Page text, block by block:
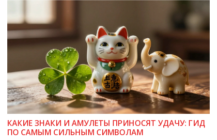
КАКИЕ ЗНАКИ И АМУЛЕТЫ ПРИНОСЯТ УДАЧУ: ГИД
ПО САМЫМ СИЛЬНЫМ СИМВОЛАМ